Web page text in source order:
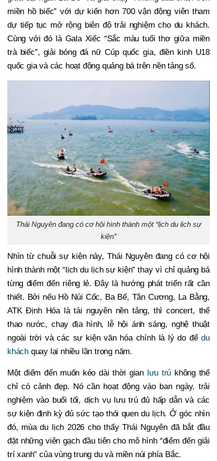
miền hồ biếc” với dự kiến hơn 700 vận động viên tham
dự tiếp tục mở rộng biên độ trải nghiệm cho du khách.
Cùng với đó là Gala Xiếc “Sắc màu tuổi thơ giữa miền
trà biếc”, giải bóng đá nữ Cúp quốc gia, điền kinh U18
quốc gia và các hoạt động quảng bá trên nền tảng số.
Thái Nguyên đang có cơ hội hình thành một “lịch du lịch sự
kiện”
Nhìn từ chuỗi sự kiện này, Thái Nguyên đang có cơ hội
hình thành một “lịch du lịch sự kiện” thay vì chỉ quảng bá
từng điểm đến riêng lẻ. Đây là hướng phát triển rất cần
thiết. Bởi nếu Hồ Núi Cốc, Ba Bể, Tân Cương, La Bằng,
ATK Định Hóa là tài nguyên nền tảng, thì concert, thể
thao nước, chạy địa hình, lễ hội ánh sáng, nghệ thuật
ngoài trời và các sự kiện văn hóa chính là lý do đểdu
khách quay lại nhiều lần trong năm.
Một điểm đến muốn kéo dài thời gian lưu trú không thể
chỉ có cảnh đẹp. Nó cần hoạt động vào ban ngày, trải
nghiệm vào buổi tối, dịch vụ lưu trú đủ hấp dẫn và các
sự kiện định kỳ đủ sức tạo thói quen du lịch. Ở góc nhìn
đó, mùa du lịch 2026 cho thấy Thái Nguyên đã bắt đầu
đặt những viên gạch đầu tiên cho mô hình “điểm đến giải
trí xanh” của vùng trung du và miền núi phía Bắc.